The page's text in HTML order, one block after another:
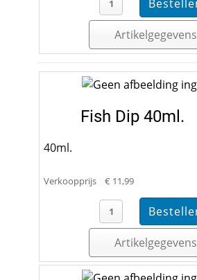
Artikelgegevens
Fish Dip 40ml.
40ml.
Verkoopprijs € 11,99
Artikelgegevens